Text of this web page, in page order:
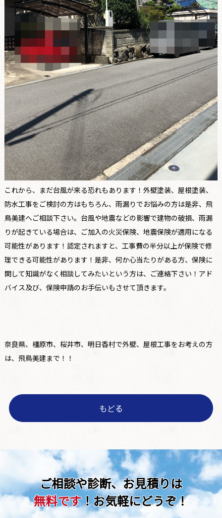
これから、まだ台風が来る恐れもあります！外壁塗装、屋根塗装、
防水工事をご検討の方はもちろん、雨漏りでお悩みの方は是非、飛
鳥美建へご相談下さい。台風や地震などの影響で建物の破損、雨漏
りが起きている場合は、ご加入の火災保険、地震保険が適用になる
可能性があります！認定されますと、工事費の半分以上が保険で修
理できる可能性があります！是非、何か心当たりがある方、保険に
関して知識がなく相談してみたいという方は、ご連絡下さい！アド
バイス及び、保険申請のお手伝いもさせて頂きます。
奈良県、橿原市、桜井市、明日香村で外壁、屋根工事をお考えの方
は、飛鳥美建まで！！
もどる
ご相談や診断、お見積りは
無料です！お気軽にどうぞ！